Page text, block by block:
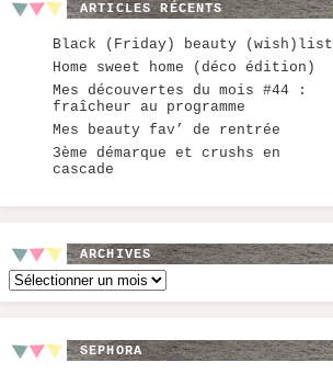
ARTICLES RÉCENTS
Black (Friday) beauty (wish)list
Home sweet home (déco édition)
Mes découvertes du mois #44 :
fraîcheur au programme
Mes beauty fav’ de rentrée
3ème démarque et crushs en
cascade
ARCHIVES
Archives
SEPHORA